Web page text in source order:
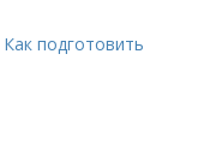
подготовить